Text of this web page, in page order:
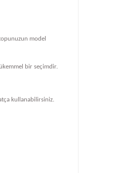
model
bir seçimdir.
kullanabilirsiniz.